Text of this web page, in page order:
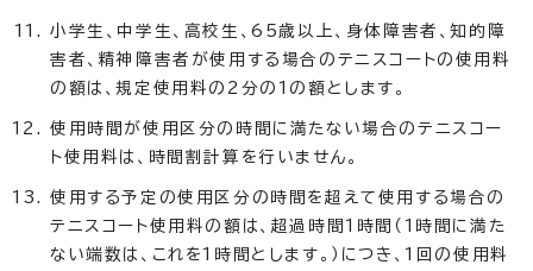
小学生、中学生、高校生、65歳以上、身体障害者、知的障
害者、精神障害者が使用する場合のテニスコートの使用料
の額は、規定使用料の2分の1の額とします。
使用時間が使用区分の時間に満たない場合のテニスコー
ト使用料は、時間割計算を行いません。
使用する予定の使用区分の時間を超えて使用する場合の
テニスコート使用料の額は、超過時間1時間（1時間に満た
ない端数は、これを1時間とします。）につき、1回の使用料